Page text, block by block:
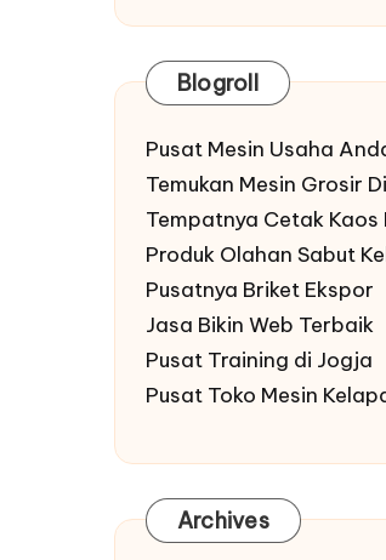
Blogroll
Pusat Mesin Usaha
Temukan Mesin Grosir
Tempatnya Cetak
Produk Olahan Sabut
Pusatnya Briket Ekspor
Jasa Bikin Web Terbaik
Pusat Training di Jogja
Pusat Toko Mesin
Archives